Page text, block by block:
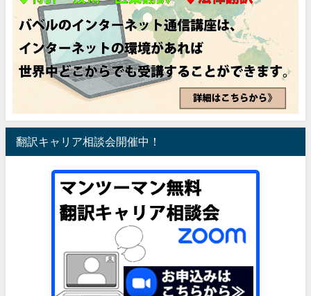
翻訳キャリア相談会開催中！